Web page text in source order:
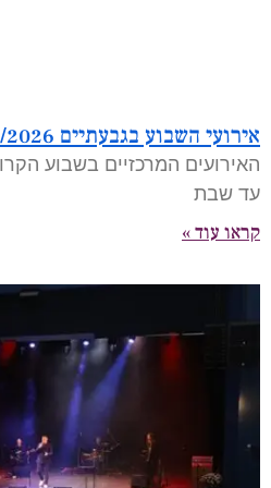
אירועי השבוע בגבעתיים 3/8-10/8/2026
האירועים המרכזיים בשבוע
עד שבת
קראו עוד »